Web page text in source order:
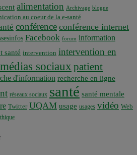
alimentation Archivage blogue
au coeur de la e-santé
conférence conférence internet
Facebook forum information
santé intervention intervention en
médias sociaux patient
d'information recherche en ligne
réseaux sociaux santé santé mentale
Twitter UQAM usage usages vidéo Web